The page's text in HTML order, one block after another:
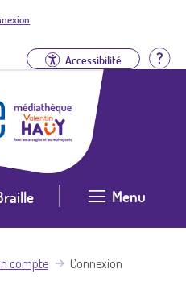
Accessibilité
Menu
compte Connexion